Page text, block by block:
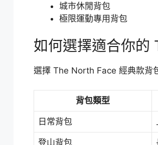
城市休閒背包
極限運動專用背包
如何選擇適合你
選擇 The North Face 經典款背
背包類型
日常背包
登山背包